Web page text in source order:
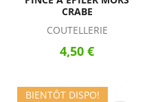
CRABE
COUTELLERIE
4,50 €
BIENTÔT DISPO!